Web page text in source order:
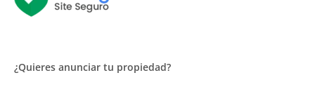
¿Quieres anunciar tu propiedad?